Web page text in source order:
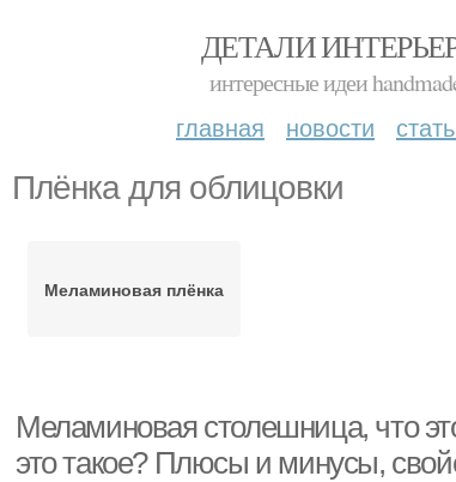
ДЕТАЛИ
интересные идеи
главная новости
Плёнка для облицовки
Меламиновая плёнка
Меламиновая столешница, что
это такое? Плюсы и минусы,